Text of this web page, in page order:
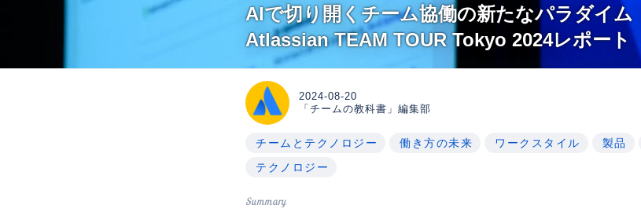
AIで切り開くチーム協働の新たなパラダイム
Atlassian TEAM TOUR Tokyo 2024レポート
2024-08-20
「チームの教科書」編集部
チームとテクノロジー 働き方の未来 ワークスタイル 製品
テクノロジー